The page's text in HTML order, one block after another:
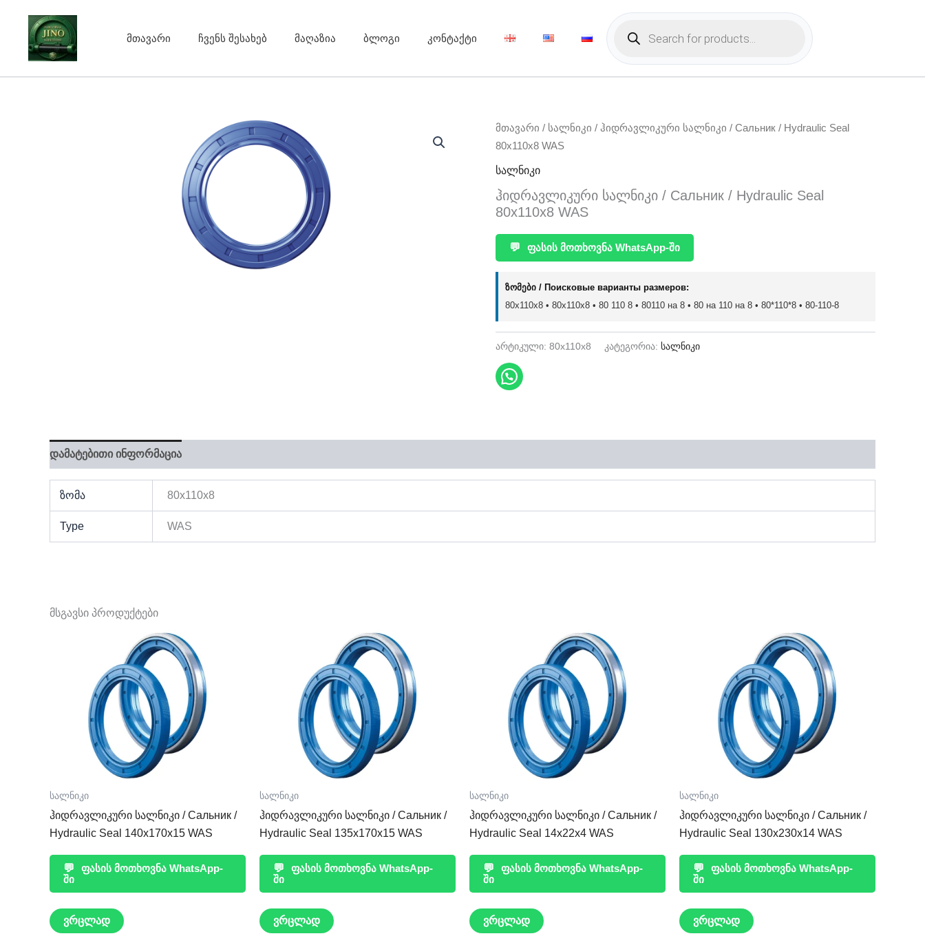
content
მთავარი ჩვენს შესახებ მაღაზია ბლოგი კონტაქტი
Products
search
მთავარი / სალნიკი / ჰიდრავლიკური სალნიკი / Сальник / Hydraulic Seal
80x110x8 WAS
სალნიკი
ჰიდრავლიკური სალნიკი / Сальник / Hydraulic Seal
80x110x8 WAS
💬 ფასის მოთხოვნა WhatsApp-ში
ზომები / Поисковые варианты размеров:
80x110x8 • 80х110х8 • 80 110 8 • 80110 на 8 • 80 на 110 на 8 • 80*110*8 • 80-110-8
არტიკული: 80x110x8 კატეგორია: სალნიკი
დამატებითი ინფორმაცია
ზომა 80x110x8
Type WAS
მსგავსი პროდუქტები
სალნიკი
ჰიდრავლიკური სალნიკი / Сальник /
Hydraulic Seal 140x170x15 WAS
💬
ფასის მოთხოვნა WhatsApp-
ში
ვრცლად
სალნიკი
ჰიდრავლიკური სალნიკი / Сальник /
Hydraulic Seal 135x170x15 WAS
💬
ფასის მოთხოვნა WhatsApp-
ში
ვრცლად
სალნიკი
ჰიდრავლიკური სალნიკი / Сальник /
Hydraulic Seal 14x22x4 WAS
💬
ფასის მოთხოვნა WhatsApp-
ში
ვრცლად
სალნიკი
ჰიდრავლიკური სალნიკი / Сальник /
Hydraulic Seal 130x230x14 WAS
💬
ფასის მოთხოვნა WhatsApp-
ში
ვრცლად